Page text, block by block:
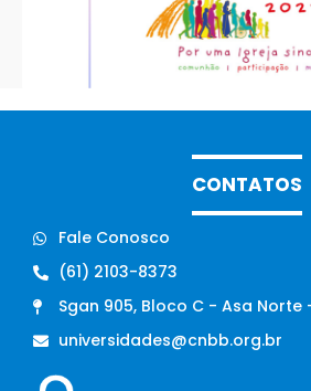
CONTATOS
Fale Conosco
(61) 2103-8373
Sgan 905, Bloco C - Asa Norte
universidades@cnbb.org.br